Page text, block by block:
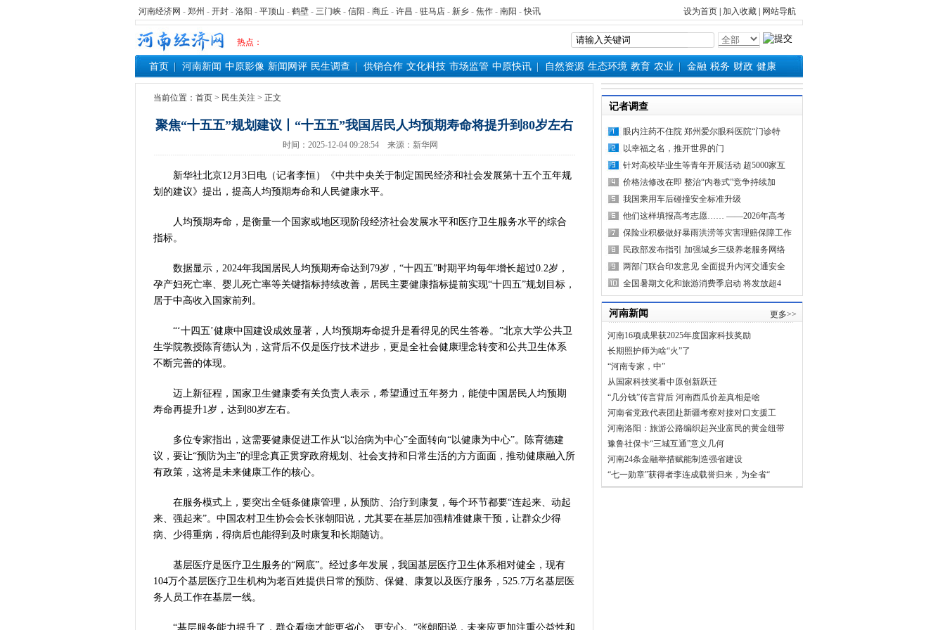
河南经济网 - 郑州 - 开封 - 洛阳 - 平顶山 - 鹤壁 - 三门峡 - 信阳 - 商丘 - 许昌 - 驻马店 - 新乡 - 焦作 - 南阳 -快讯 设为首页 加入收藏 网站导航
热点：
首页 河南新闻 中原影像 新闻网评 民生调查 供销合作 文化科技 市场监管 中原快讯 自然资源 生态环境 教育 农业 金融 税务 财政 健康
当前位置： 首页 > 民生关注 > 正文
聚焦“十五五”规划建议丨“十五五”我国居民人均预期寿命将提升到80岁左右
时间：2025-12-04 09:28:54 来源：新华网
新华社北京12月3日电（记者李恒）《中共中央关于制定国民经济和社会发展第十五个五年规
划的建议》提出，提高人均预期寿命和人民健康水平。
人均预期寿命，是衡量一个国家或地区现阶段经济社会发展水平和医疗卫生服务水平的综合
指标。
数据显示，2024年我国居民人均预期寿命达到79岁，“十四五”时期平均每年增长超过0.2岁，
孕产妇死亡率、婴儿死亡率等关键指标持续改善，居民主要健康指标提前实现“十四五”规划目标，
居于中高收入国家前列。
“‘十四五’健康中国建设成效显著，人均预期寿命提升是看得见的民生答卷。”北京大学公共卫
生学院教授陈育德认为，这背后不仅是医疗技术进步，更是全社会健康理念转变和公共卫生体系
不断完善的体现。
迈上新征程，国家卫生健康委有关负责人表示，希望通过五年努力，能使中国居民人均预期
寿命再提升1岁，达到80岁左右。
多位专家指出，这需要健康促进工作从“以治病为中心”全面转向“以健康为中心”。陈育德建
议，要让“预防为主”的理念真正贯穿政府规划、社会支持和日常生活的方方面面，推动健康融入所
有政策，这将是未来健康工作的核心。
在服务模式上，要突出全链条健康管理，从预防、治疗到康复，每个环节都要“连起来、动起
来、强起来”。中国农村卫生协会会长张朝阳说，尤其要在基层加强精准健康干预，让群众少得
病、少得重病，得病后也能得到及时康复和长期随访。
基层医疗是医疗卫生服务的“网底”。经过多年发展，我国基层医疗卫生体系相对健全，现有
104万个基层医疗卫生机构为老百姓提供日常的预防、保健、康复以及医疗服务，525.7万名基层医
务人员工作在基层一线。
“基层服务能力提升了，群众看病才能更省心、更安心。”张朝阳说，未来应更加注重公益性和
记者调查
眼内注药不住院 郑州爱尔眼科医院“门诊特
以幸福之名，推开世界的门
针对高校毕业生等青年开展活动 超5000家互
价格法修改在即 整治“内卷式”竞争持续加
我国乘用车后碰撞安全标准升级
他们这样填报高考志愿…… ——2026年高考
保险业积极做好暴雨洪涝等灾害理赔保障工作
民政部发布指引 加强城乡三级养老服务网络
两部门联合印发意见 全面提升内河交通安全
全国暑期文化和旅游消费季启动 将发放超4
河南新闻 更多>>
河南16项成果获2025年度国家科技奖励
长期照护师为啥“火”了
“河南专家，中”
从国家科技奖看中原创新跃迁
“几分钱”传言背后 河南西瓜价差真相是啥
河南省党政代表团赴新疆考察对接对口支援工
河南洛阳：旅游公路编织起兴业富民的黄金纽带
豫鲁社保卡“三城互通”意义几何
河南24条金融举措赋能制造强省建设
“七一勋章”获得者李连成载誉归来，为全省“